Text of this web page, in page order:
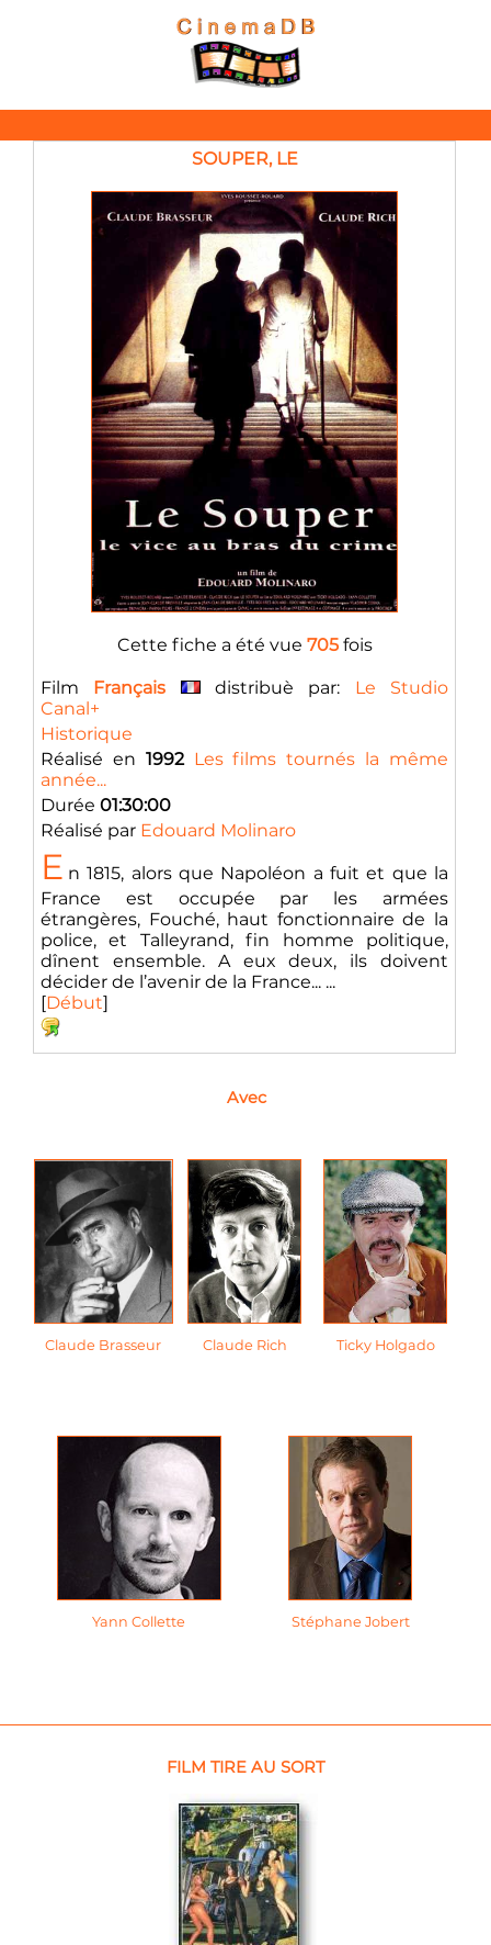
SOUPER, LE
Cette fiche a été vue 705fois
Film Français distribuè par: Le Studio
Canal+
Historique
Réalisé en 1992 Les films tournés la même
année...
Durée 01:30:00
Réalisé par Edouard Molinaro
E n 1815, alors que Napoléon a fuit et que la
France est occupée par les armées
étrangères, Fouché, haut fonctionnaire de la
police, et Talleyrand, fin homme politique,
dînent ensemble. A eux deux, ils doivent
décider de l’avenir de la France... ...
[Début]
Avec
Claude Brasseur Claude Rich Ticky Holgado
Yann Collette Stéphane Jobert
FILM TIRE AU SORT